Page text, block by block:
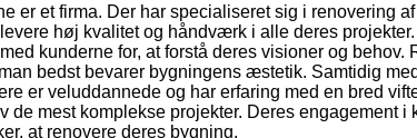
er et firma. Der har specialiseret sig i renovering
høj kvalitet og håndværk i alle deres
kunderne for, at forstå deres visioner og
bedst bevarer bygningens æstetik. Samtidig
er veluddannede og har erfaring med en bred
de mest komplekse projekter. Deres engagement
at renovere deres bygning.